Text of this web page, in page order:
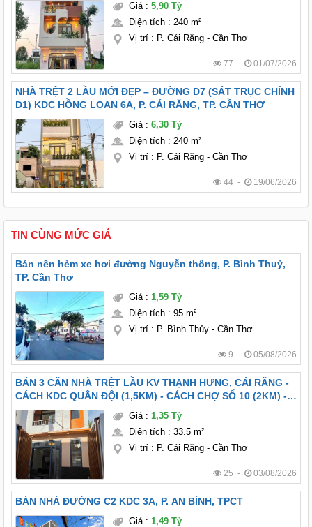
Giá: 5,90 Tỷ
Diện tích: 240 m²
Vị trí: P. Cái Răng - Cần Thơ
77 - 01/07/2026
NHÀ TRỆT 2 LẦU MỚI ĐẸP – ĐƯỜNG D7 (SÁT TRỤC CHÍNH
D1) KDC HỒNG LOAN 6A, P. CÁI RĂNG, TP. CẦN THƠ
Giá: 6,30 Tỷ
Diện tích: 240 m²
Vị trí: P. Cái Răng - Cần Thơ
44 - 19/06/2026
TIN CÙNG MỨC GIÁ
Bán nền hẻm xe hơi đường Nguyễn thông, P. Bình Thuỷ,
TP. Cần Thơ
Giá: 1,59 Tỷ
Diện tích: 95 m²
Vị trí: P. Bình Thủy - Cần Thơ
9 - 05/08/2026
BÁN 3 CĂN NHÀ TRỆT LẦU KV THẠNH HƯNG, CÁI RĂNG -
CÁCH KDC QUÂN ĐỘI (1,5KM) - CÁCH CHỢ SỐ 10 (2KM) -
FULL NỘI THẤT
Giá: 1,35 Tỷ
Diện tích: 33.5 m²
Vị trí: P. Cái Răng - Cần Thơ
25 - 03/08/2026
BÁN NHÀ ĐƯỜNG C2 KDC 3A, P. AN BÌNH, TPCT
Giá: 1,49 Tỷ